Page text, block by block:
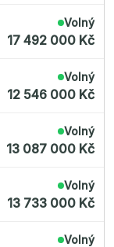
Volný
17 492 000 Kč
Volný
12 546 000 Kč
Volný
13 087 000 Kč
Volný
13 733 000 Kč
Volný